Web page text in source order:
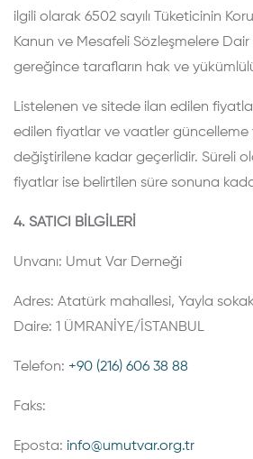
ilgili olarak 6502 sayılı Tüketicinin
Kanun ve Mesafeli Sözleşmelere
gereğince tarafların hak ve
Listelenen ve sitede ilan edilen fiyatlar
edilen fiyatlar ve vaatler güncelleme
değiştirilene kadar geçerlidir. Süreli
fiyatlar ise belirtilen süre sonuna
4. SATICI BİLGİLERİ
Unvanı: Umut Var Derneği
Adres: Atatürk mahallesi, Yayla
Daire: 1 ÜMRANİYE/İSTANBUL
Telefon: +90 (216) 606 38 88
Faks:
Eposta: info@umutvar.org.tr